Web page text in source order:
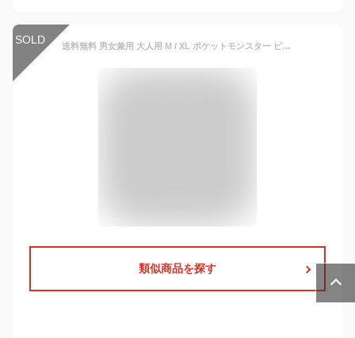
SOLD 送料無料 男女兼用 大人用 M / XL ポケットモンスター ピカチュウ カビゴン リザードン ヤドン きぐるみ 着ぐるみ 任天堂 公式 ゲーム キャラクター なりきり アニメ 映画 メンズ レディース サイズ コスプレ コスチューム ハロウィン 衣装 仮装 文化祭 部屋着 s-sz-9c703
類似商品を探す